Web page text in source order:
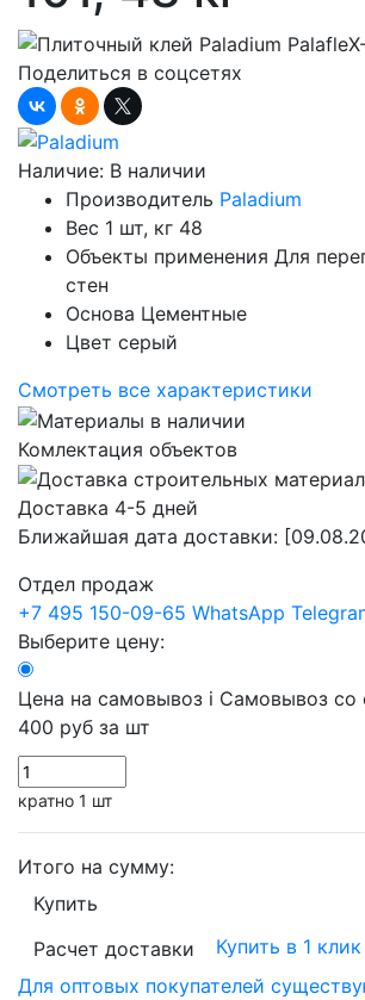
Поделиться в соцсетях
Наличие: В наличии
Производитель Paladium
Вес 1 шт, кг 48
Объекты применения Для
стен
Основа Цементные
Цвет серый
Смотреть все характеристики
Комлектация объектов
Доставка 4-5 дней
Ближайшая дата доставки:
Отдел продаж
+7 495 150-09-65 WhatsApp
Выберите цену:
Цена на самовывоз i Самовывоз со
400 руб за шт
кратно 1 шт
Итого на сумму:
Купить
Расчет доставки
Купить в 1 клик
Для оптовых покупателей